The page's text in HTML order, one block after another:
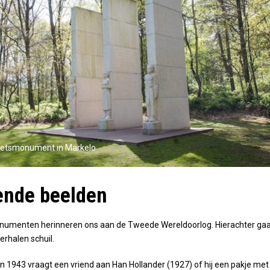
in Markelo
beelden
herinneren ons aan de Tweede Wereldoorlog. Hierachter
schuil.
1943 vraagt een vriend aan Han Hollander (1927) of hij een pakje met